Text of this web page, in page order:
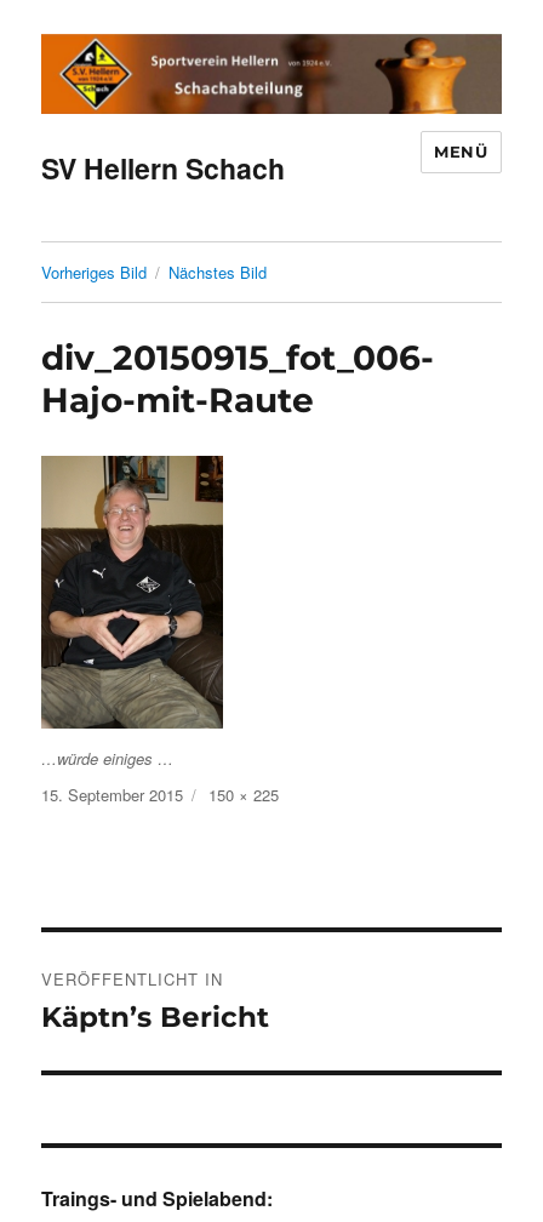
SV Hellern Schach MENÜ
Vorheriges Bild Nächstes Bild
div_20150915_fot_006-
Hajo-mit-Raute
…würde einiges …
Veröffentlicht
am
15. September 2015 Volle
Größe
150 × 225
VERÖFFENTLICHT IN
Käptn’s Bericht
Traings- und Spielabend: